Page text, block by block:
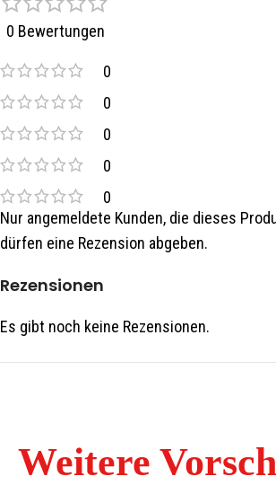
0 Bewertungen
0
0
0
0
0
Rezensionen
Es gibt noch keine Rezensionen.
Nur angemeldete Kunden, die dieses
dürfen eine Rezension abgeben.
Weitere